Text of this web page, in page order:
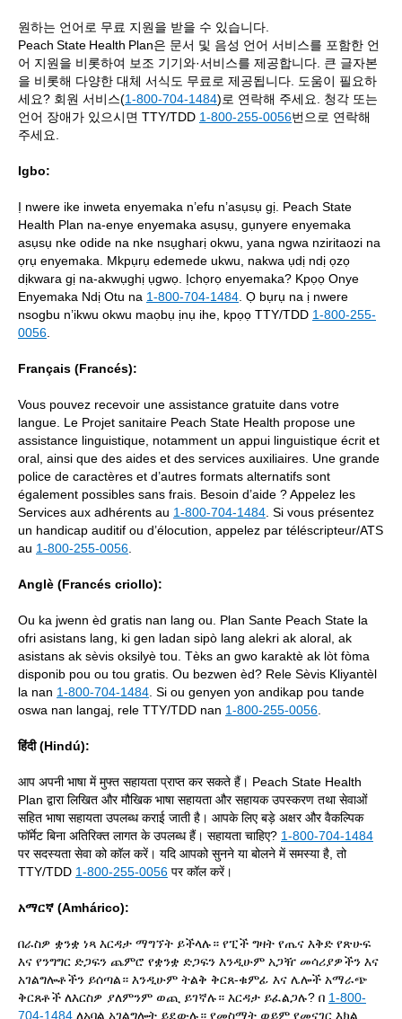
원하는 언어로 무료 지원을 받을 수 있습니다.
Peach State Health Plan은 문서 및 음성 언어 서비스를 포함한 언
어 지원을 비롯하여 보조 기기와·서비스를 제공합니다. 큰 글자본
을 비롯해 다양한 대체 서식도 무료로 제공됩니다. 도움이 필요하
세요? 회원 서비스(1-800-704-1484)로 연락해 주세요. 청각 또는
언어 장애가 있으시면 TTY/TDD 1‑800‑255‑0056번으로 연락해
주세요.
Igbo:
Ị nwere ike inweta enyemaka n’efu n’asụsụ gị. Peach State
Health Plan na-enye enyemaka asụsụ, gụnyere enyemaka
asụsụ nke odide na nke nsụgharị okwu, yana ngwa nziritaozi na
ọrụ enyemaka. Mkpụrụ edemede ukwu, nakwa ụdị ndị ọzọ
dịkwara gị na-akwụghị ụgwọ. Ịchọrọ enyemaka? Kpọọ Onye
Enyemaka Ndị Otu na 1-800-704-1484 . Ọ bụrụ na ị nwere
nsogbu n’ikwu okwu maọbụ ịnụ ihe, kpọọ TTY/TDD 1-800-255-
0056
Français (Francés):
Vous pouvez recevoir une assistance gratuite dans votre
langue. Le Projet sanitaire Peach State Health propose une
assistance linguistique, notamment un appui linguistique écrit et
oral, ainsi que des aides et des services auxiliaires. Une grande
police de caractères et d’autres formats alternatifs sont
également possibles sans frais. Besoin d’aide ? Appelez les
Services aux adhérents au 1-800-704-1484 . Si vous présentez
un handicap auditif ou d’élocution, appelez par téléscripteur/ATS
au 1-800-255-0056
Anglè (Francés criollo):
Ou ka jwenn èd gratis nan lang ou. Plan Sante Peach State la
ofri asistans lang, ki gen ladan sipò lang alekri ak aloral, ak
asistans ak sèvis oksilyè tou. Tèks an gwo karaktè ak lòt fòma
disponib pou ou tou gratis. Ou bezwen èd? Rele Sèvis Kliyantèl
la nan 1-800-704-1484 . Si ou genyen yon andikap pou tande
oswa nan langaj, rele TTY/TDD nan 1-800-255-0056
हिंदी (Hindú):
आप अपनी भाषा में मुफ्त सहायता प्राप्त कर सकते हैं। Peach State Health
Plan द्वारा लिखित और मौखिक भाषा सहायता और सहायक उपस्करण तथा सेवाओं
सहित भाषा सहायता उपलब्ध कराई जाती है। आपके लिए बड़े अक्षर और वैकल्पिक
फॉर्मेट बिना अतिरिक्त लागत के उपलब्ध हैं। सहायता चाहिए? 1-800-704-1484
पर सदस्यता सेवा को कॉल करें। यदि आपको सुनने या बोलने में समस्या है, तो
TTY/TDD 1-800-255-0056 पर कॉल करें।
አማርኛ (Amhárico):
በራስዎ ቋንቋ ነጻ እርዳታ ማግኘት ይችላሉ። የፒች ግዛት የጤና እቅድ የጽሁፍ
እና የንግግር ድጋፍን ጨምሮ የቋንቋ ድጋፍን እንዲሁም አጋዥ መሳሪያዎችን እና
አገልግሎቶችን ይሰጣል። እንዲሁም ትልቅ ቅርጸ-ቁምፊ እና ሌሎች አማራጭ
ቅርጸቶች ለእርስዎ ያለምንም ወጪ ይገኛሉ። እርዳታ ይፈልጋሉ? በ 1-800-
704-1484 ለአባል አገልግሎት ይደውሉ። የመስማት ወይም የመናገር እክል